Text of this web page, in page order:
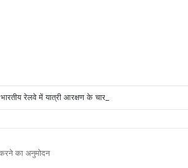
रेलवे में यात्री आरक्षण के चार दशक
का अनुमोदन